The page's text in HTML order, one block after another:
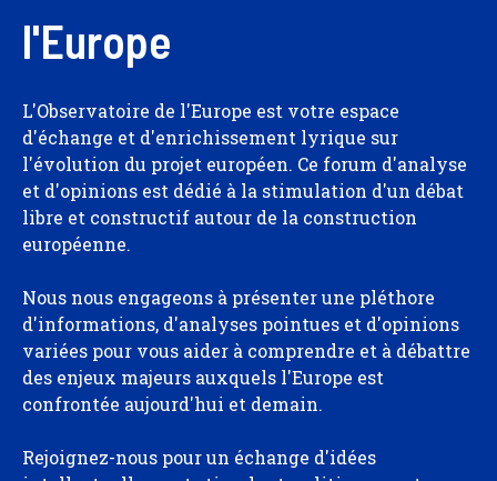
l'Europe
L'Observatoire de l'Europe est votre espace
d'échange et d'enrichissement lyrique sur
l'évolution du projet européen. Ce forum d'analyse
et d'opinions est dédié à la stimulation d'un débat
libre et constructif autour de la construction
européenne.
Nous nous engageons à présenter une pléthore
d'informations, d'analyses pointues et d'opinions
variées pour vous aider à comprendre et à débattre
des enjeux majeurs auxquels l'Europe est
confrontée aujourd'hui et demain.
Rejoignez-nous pour un échange d'idées